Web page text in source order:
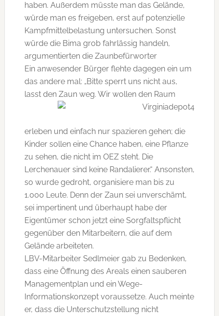
haben. Außerdem müsste man das Gelände,
würde man es freigeben, erst auf potenzielle
Kampfmittelbelastung untersuchen. Sonst
würde die Bima grob fahrlässig handeln,
argumentierten die Zaunbefürworter
Ein anwesender Bürger flehte dagegen ein um
das andere mal: „Bitte sperrt uns nicht aus,
lasst denZaun weg. Wir wollen den Raum
erleben und einfach nur spazieren gehen; die
Kinder sollen eine Chance haben, eine Pflanze
zu sehen, die nicht im OEZ steht. Die
Lerchenauer sind keine Randalierer.“ Ansonsten,
so wurde gedroht, organisiere man bis zu
1.000 Leute. Denn der Zaun sei unverschämt,
sei impertinent und überhaupt habe der
Eigentümer schon jetzt eine Sorgfaltspflicht
gegenüber den Mitarbeitern, die auf dem
Gelände arbeiteten.
LBV-Mitarbeiter Sedlmeier gab zu Bedenken,
dass eine Öffnung des Areals einen sauberen
Managementplan und ein Wege-
Informationskonzept voraussetze. Auch meinte
er, dass die Unterschutzstellung nicht